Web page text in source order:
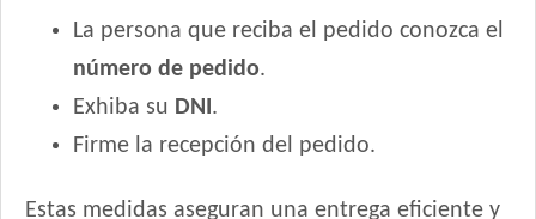
La persona que reciba el pedido conozca el
número de pedido.
Exhiba su DNI.
Firme la recepción del pedido.
Estas medidas aseguran una entrega eficiente y